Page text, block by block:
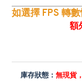
如選擇 FPS 轉
額
庫存狀態： 無現貨